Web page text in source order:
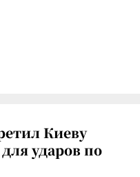
Киеву
ударов по